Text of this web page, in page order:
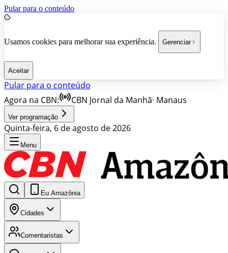
Pular para o conteúdo
Usamos cookies para melhorar sua experiência. Gerenciar
Aceitar
Pular para o conteúdo
Agora na CBN:
CBN Jornal da Manhã· Manaus
Ver programação
Quinta-feira, 6 de agosto de 2026
Menu
Eu Amazônia
Cidades
Comentaristas